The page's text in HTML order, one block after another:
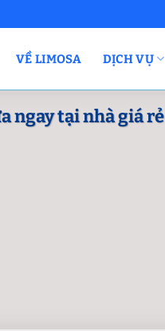
VỀ LIMOSA DỊCH VỤ
ngay tại nhà giá rẻ